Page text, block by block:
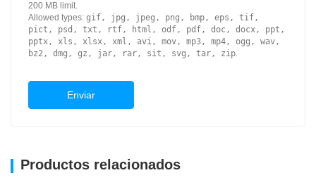
200 MB limit.
Allowed types: gif, jpg, jpeg, png, bmp, eps, tif,
pict, psd, txt, rtf, html, odf, pdf, doc, docx, ppt,
pptx, xls, xlsx, xml, avi, mov, mp3, mp4, ogg, wav,
bz2, dmg, gz, jar, rar, sit, svg, tar, zip.
Enviar
Productos relacionados